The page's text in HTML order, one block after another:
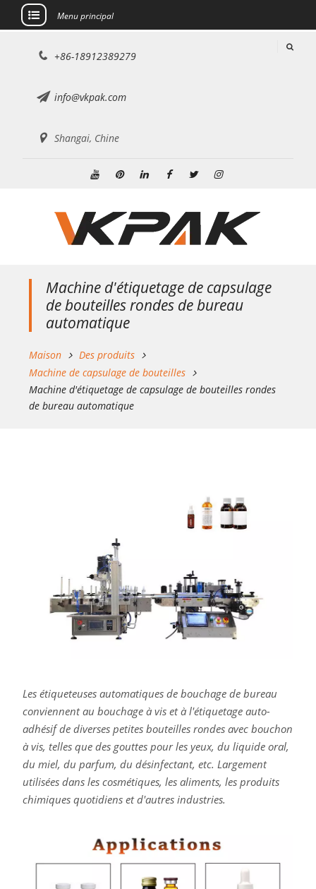
Menu principal
+86-18912389279
info@vkpak.com
Shangai, Chine
Machine d'étiquetage de capsulage
de bouteilles rondes de bureau
automatique
Maison
Des produits
Machine de capsulage de bouteilles
Machine d'étiquetage de capsulage de bouteilles rondes
de bureau automatique
Les étiqueteuses automatiques de bouchage de bureau
conviennent au bouchage à vis et à l'étiquetage auto-
adhésif de diverses petites bouteilles rondes avec bouchon
à vis, telles que des gouttes pour les yeux, du liquide oral,
du miel, du parfum, du désinfectant, etc. Largement
utilisées dans les cosmétiques, les aliments, les produits
chimiques quotidiens et d'autres industries.